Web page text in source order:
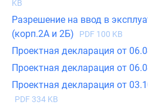
в
ипотеку
нескольких
известных
банков
России,
KB
Разрешение на ввод в
(корп.2А и 2Б)
PDF 100 KB
Проектная декларация от
Проектная декларация от
Проектная декларация от
PDF 334 KB